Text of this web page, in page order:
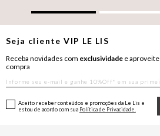
Seja clienteVIP LE LIS
Receba novidades com exclusividade e aproveite
compra
Aceito receber conteúdos e promoções da Le Lis e
estou de acordo com sua Política de Privacidade.